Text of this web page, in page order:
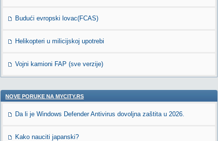
Budući evropski lovac(FCAS)
Helikopteri u milicijskoj upotrebi
Vojni kamioni FAP (sve verzije)
NOVE PORUKE NA MYCITY.RS
Da li je Windows Defender Antivirus dovoljna zaštita u 2026.
Kako nauciti japanski?